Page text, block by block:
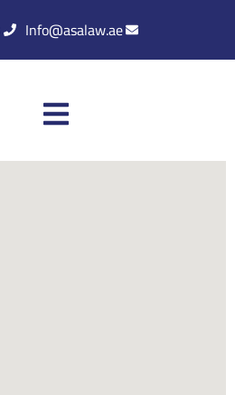
Info@asalaw.ae